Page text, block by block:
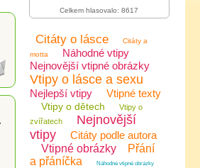
Celkem hlasovalo: 8617
Citáty o lásce
Citáty a
motta
Náhodné vtipy
Nejnovější vtipné obrázky
Vtipy o lásce a sexu
Nejlepší vtipy Vtipné texty
Vtipy o dětech
Vtipy o
zvířatech
Nejnovější
vtipy
Citáty podle autora
Vtipné obrázky
Přání
a přáníčka
Náhodné vtipné obrázky